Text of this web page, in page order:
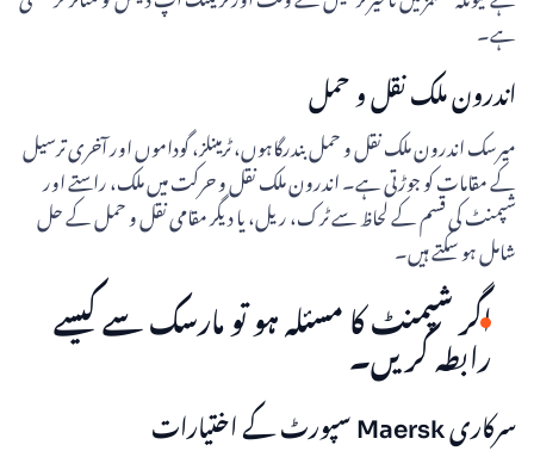
ہے۔
اندرون ملک نقل و حمل
میرسک اندرون ملک نقل و حمل بندرگاہوں، ٹرمینلز، گوداموں اور آخری ترسیل
کے مقامات کو جوڑتی ہے۔ اندرون ملک نقل و حرکت میں ملک، راستے اور
شپمنٹ کی قسم کے لحاظ سے ٹرک، ریل، یا دیگر مقامی نقل و حمل کے حل
شامل ہو سکتے ہیں۔
اگر شپمنٹ کا مسئلہ ہو تو مارسک سے کیسے
رابطہ کریں۔
سرکاری Maersk سپورٹ کے اختیارات